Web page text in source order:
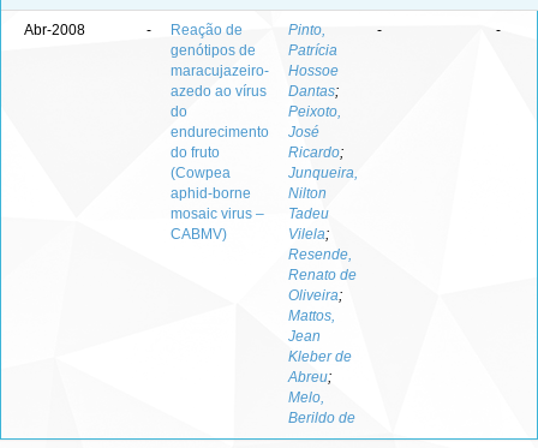
Abr-2008 -
Reação de
genótipos de
maracujazeiro-
azedo ao vírus
do
endurecimento
do fruto
(Cowpea
aphid-borne
mosaic virus –
CABMV)
Pinto,
Patrícia
Hossoe
Dantas;
Peixoto,
José
Ricardo;
Junqueira,
Nilton
Tadeu
Vilela;
Resende,
Renato de
Oliveira;
Mattos,
Jean
Kleber de
Abreu;
Melo,
Berildo de
- -